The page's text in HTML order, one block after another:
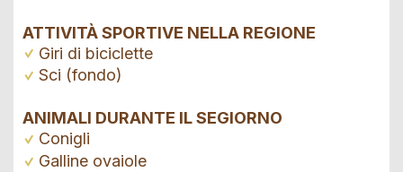
ATTIVITÀ SPORTIVE NELLA REGIONE
Giri di biciclette
Sci (fondo)
ANIMALI DURANTE IL SEGIORNO
Conigli
Galline ovaiole